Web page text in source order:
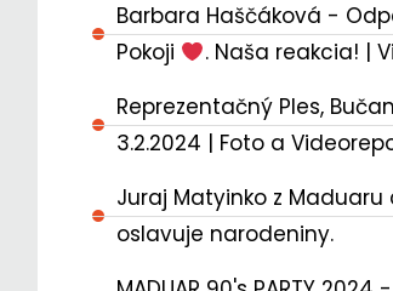
Barbara Haščáková -
Pokoji
. Naša reakcia! |
Reprezentačný Ples,
3.2.2024 | Foto a
Juraj Matyinko z Maduaru
oslavuje narodeniny.